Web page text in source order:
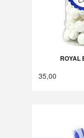
ROYAL
35,00